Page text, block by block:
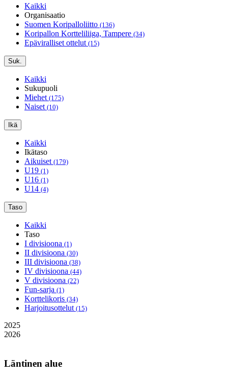
Kaikki
Organisaatio
Suomen Koripalloliitto (136)
Koripallon Kortteliliiga, Tampere (34)
Epäviralliset ottelut (15)
Suk.
Kaikki
Sukupuoli
Miehet (175)
Naiset (10)
Ikä
Kaikki
Ikätaso
Aikuiset (179)
U19 (1)
U16 (1)
U14 (4)
Taso
Kaikki
Taso
I divisioona (1)
II divisioona (30)
III divisioona (38)
IV divisioona (44)
V divisioona (22)
Fun-sarja (1)
Korttelikoris (34)
Harjoitusottelut (15)
2025
2026
Läntinen alue